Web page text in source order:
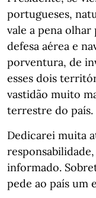
portugueses,
vale a pena olhar
defesa aérea e
porventura, de
esses dois
vastidão muito
terrestre do país.
Dedicarei muita
informado.
pede ao país um